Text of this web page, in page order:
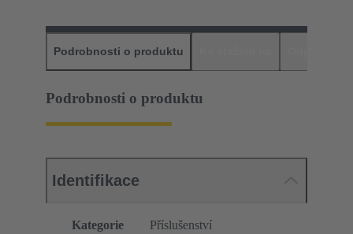
Podrobnosti o produktu
Podrobnosti o produktu
Identifikace
Kategorie
Příslušenství